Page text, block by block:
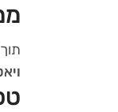
תוך 1-5 ימים הויזה מאושרת ונשלחת לדוא"ל שלכם — מסמך זה מהווה